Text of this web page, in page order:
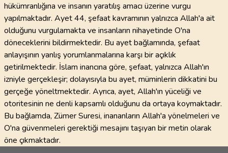
hükümranlığına ve insanın yaratılış amacı üzerine vurgu
yapılmaktadır. Ayet 44, şefaat kavramının yalnızca Allah'a ait
olduğunu vurgulamakta ve insanların nihayetinde O'na
döneceklerini bildirmektedir. Bu ayet bağlamında, şefaat
anlayışının yanlış yorumlanmalarına karşı bir açıklık
getirilmektedir. İslam inancına göre, şefaat, yalnızca Allah'ın
izniyle gerçekleşir; dolayısıyla bu ayet, müminlerin dikkatini bu
gerçeğe yöneltmektedir. Ayrıca, ayet, Allah'ın yüceliği ve
otoritesinin ne denli kapsamlı olduğunu da ortaya koymaktadır.
Bu bağlamda, Zümer Suresi, inananların Allah'a yönelmeleri ve
O'na güvenmeleri gerektiği mesajını taşıyan bir metin olarak
öne çıkmaktadır.